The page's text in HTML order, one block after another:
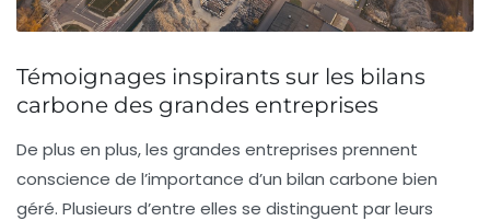
Témoignages inspirants sur les bilans
carbone des grandes entreprises
De plus en plus, les grandes entreprises prennent
conscience de l’importance d’un bilan carbone bien
géré. Plusieurs d’entre elles se distinguent par leurs